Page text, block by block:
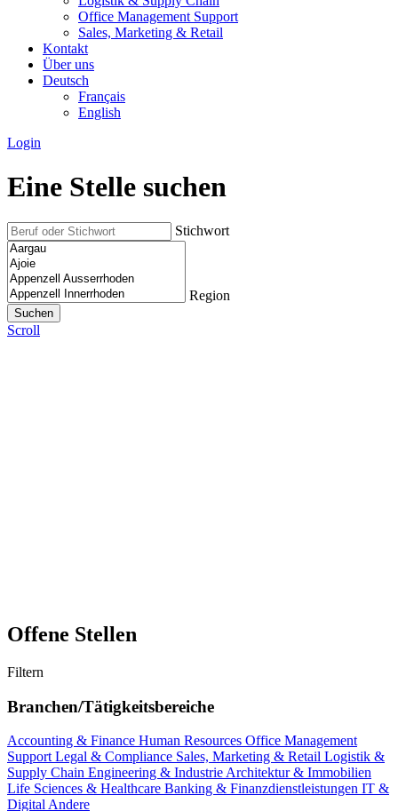
Office Management Support
Sales, Marketing & Retail
Kontakt
Über uns
Deutsch
Français
English
Login
Eine Stelle suchen
Stichwort
Region
Scroll
Offene Stellen
Filtern
Branchen/Tätigkeitsbereiche
Accounting & Finance Human Resources Office Management
SupportLegal & Compliance Sales, Marketing & Retail Logistik &
Supply Chain Engineering & IndustrieArchitektur & Immobilien
Life Sciences & Healthcare Banking & Finanzdienstleistungen IT &
DigitalAndere